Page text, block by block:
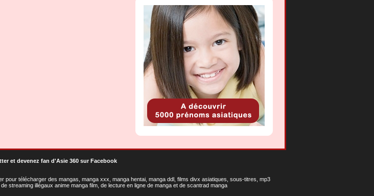
et devenez fan d'Asie 360 sur Facebook
pour télécharger des mangas, manga xxx, manga hentai, manga ddl, films divx asiatiques, sous-titres, mp3
streaming illégaux anime manga film, de lecture en ligne de manga et de scantrad manga